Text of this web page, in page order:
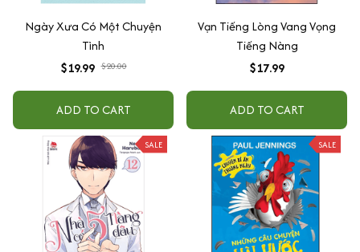
Ngày Xưa Có Một Chuyện
Tình
$19.99 $20.00
ADD TO CART
Vạn Tiếng Lòng Vang Vọng
Tiếng Nàng
$17.99
ADD TO CART
SALE SALE